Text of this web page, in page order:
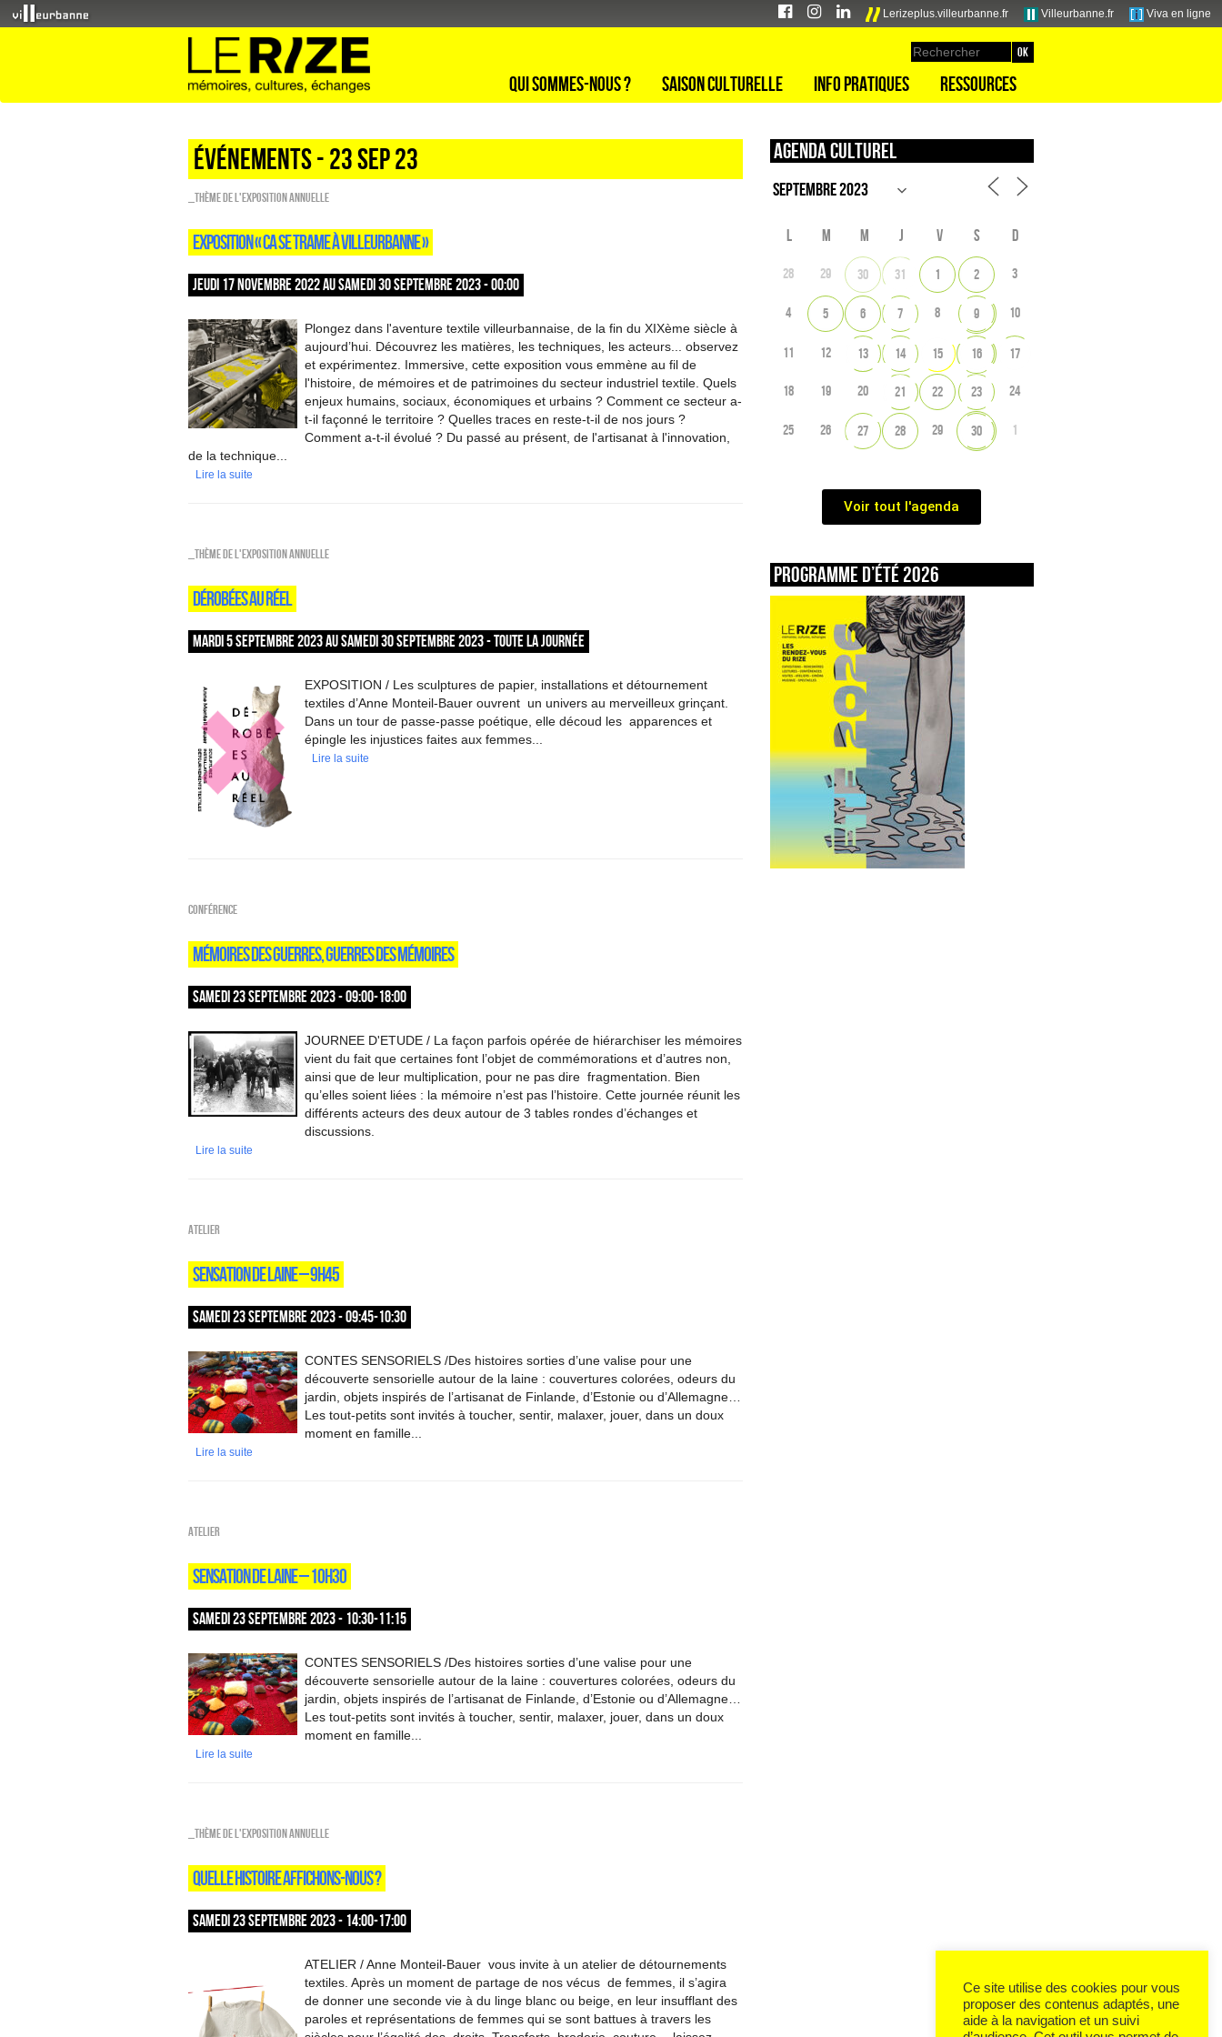
Lerizeplus.villeurbanne.fr Villeurbanne.fr Viva en ligne
Qui sommes-nous ? Saison culturelle Info pratiques Ressources
Événements - 23 Sep 23
_Thème de l'exposition annuelle
EXPOSITION « CA SE TRAME À VILLEURBANNE »
JEUDI 17 NOVEMBRE 2022 AU SAMEDI 30 SEPTEMBRE 2023 - 00:00
Plongez dans l'aventure textile villeurbannaise, de la fin du XIXème siècle à
aujourd’hui. Découvrez les matières, les techniques, les acteurs... observez
et expérimentez. Immersive, cette exposition vous emmène au fil de
l'histoire, de mémoires et de patrimoines du secteur industriel textile. Quels
enjeux humains, sociaux, économiques et urbains ? Comment ce secteur a-
t-il façonné le territoire ? Quelles traces en reste-t-il de nos jours ?
Comment a-t-il évolué ? Du passé au présent, de l'artisanat à l'innovation,
de la technique...
Lire la suite
_Thème de l'exposition annuelle
DÉROBÉES AU RÉEL
MARDI 5 SEPTEMBRE 2023 AU SAMEDI 30 SEPTEMBRE 2023 - TOUTE LA JOURNÉE
EXPOSITION / Les sculptures de papier, installations et détournement
textiles d’Anne Monteil-Bauer ouvrent un univers au merveilleux grinçant.
Dans un tour de passe-passe poétique, elle découd les apparences et
épingle les injustices faites aux femmes...
Lire la suite
Conférence
MÉMOIRES DES GUERRES, GUERRES DES MÉMOIRES
SAMEDI 23 SEPTEMBRE 2023 - 09:00-18:00
JOURNEE D'ETUDE / La façon parfois opérée de hiérarchiser les mémoires
vient du fait que certaines font l’objet de commémorations et d’autres non,
ainsi que de leur multiplication, pour ne pas dire fragmentation. Bien
qu’elles soient liées : la mémoire n’est pas l’histoire. Cette journée réunit les
différents acteurs des deux autour de 3 tables rondes d’échanges et
discussions.
Lire la suite
Atelier
SENSATION DE LAINE – 9H45
SAMEDI 23 SEPTEMBRE 2023 - 09:45-10:30
CONTES SENSORIELS /Des histoires sorties d’une valise pour une
découverte sensorielle autour de la laine : couvertures colorées, odeurs du
jardin, objets inspirés de l’artisanat de Finlande, d’Estonie ou d’Allemagne…
Les tout-petits sont invités à toucher, sentir, malaxer, jouer, dans un doux
moment en famille...
Lire la suite
Atelier
SENSATION DE LAINE – 10H30
SAMEDI 23 SEPTEMBRE 2023 - 10:30-11:15
CONTES SENSORIELS /Des histoires sorties d’une valise pour une
découverte sensorielle autour de la laine : couvertures colorées, odeurs du
jardin, objets inspirés de l’artisanat de Finlande, d’Estonie ou d’Allemagne…
Les tout-petits sont invités à toucher, sentir, malaxer, jouer, dans un doux
moment en famille...
Lire la suite
_Thème de l'exposition annuelle
QUELLE HISTOIRE AFFICHONS-NOUS ?
SAMEDI 23 SEPTEMBRE 2023 - 14:00-17:00
ATELIER / Anne Monteil-Bauer vous invite à un atelier de détournements
textiles. Après un moment de partage de nos vécus de femmes, il s’agira
de donner une seconde vie à du linge blanc ou beige, en leur insufflant des
paroles et représentations de femmes qui se sont battues à travers les
Agenda culturel
L M M J V S D
28 29 30 31 1 2 3
4 5 6 7 8 9 10
11 12 13 14 15 16 17
18 19 20 21 22 23 24
25 26 27 28 29 30 1
Voir tout l'agenda
Programme d’été 2026
Ce site utilise des cookies pour vous
proposer des contenus adaptés, une
aide à la navigation et un suivi